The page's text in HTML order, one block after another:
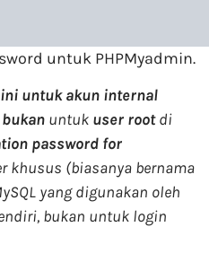
untuk PHPMyadmin.
ini untuk akun internal
bukan untuk user rootdi
password for
khusus (biasanya bernama
yang digunakan oleh
bukan untuk login